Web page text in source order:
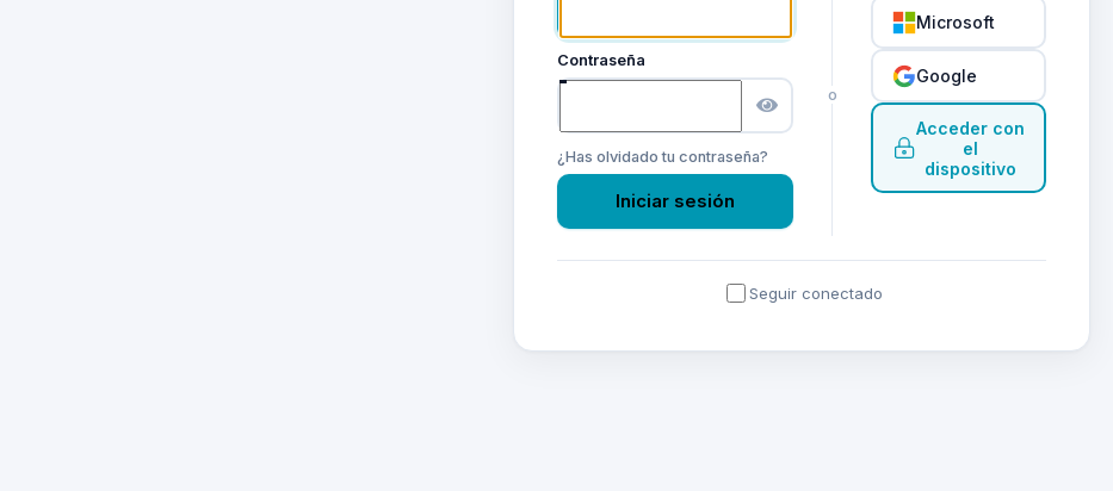
Contraseña
¿Has olvidado tu contraseña?
Iniciar sesión
o
Microsoft
Google
Acceder con
el
dispositivo
Seguir conectado